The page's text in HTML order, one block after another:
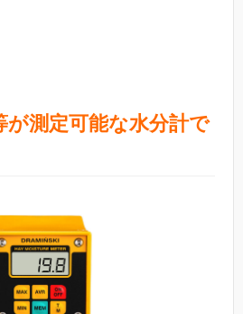
が測定可能な水分計で